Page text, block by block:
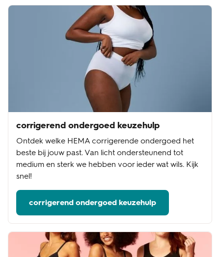
corrigerend ondergoed keuzehulp
Ontdek welke HEMA corrigerende ondergoed het
beste bij jouw past. Van licht ondersteunend tot
medium en sterk we hebben voor ieder wat wils. Kijk
snel!
corrigerend ondergoed keuzehulp